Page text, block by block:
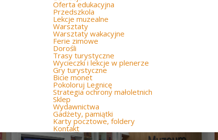
Oferta edukacyjna
Przedszkola
Lekcje muzealne
Warsztaty
Warsztaty wakacyjne
Ferie zimowe
Dorośli
Trasy turystyczne
Wycieczki i lekcje w plenerze
Gry turystyczne
Bicie monet
Pokoloruj Legnicę
Strategia ochrony małoletnich
Sklep
Wydawnictwa
Gadżety, pamiątki
Karty pocztowe, foldery
Kontakt